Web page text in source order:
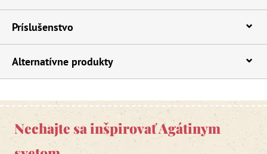
Príslušenstvo
Alternatívne produkty
Nechajte sa inšpirovať Agátinym